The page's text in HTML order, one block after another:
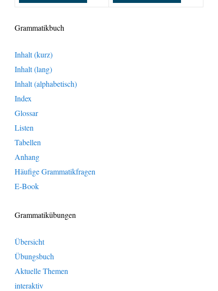
Grammatikbuch
Inhalt (kurz)
Inhalt (lang)
Inhalt (alphabetisch)
Index
Glossar
Listen
Tabellen
Anhang
Häufige Grammatikfragen
E-Book
Grammatikübungen
Übersicht
Übungsbuch
Aktuelle Themen
interaktiv